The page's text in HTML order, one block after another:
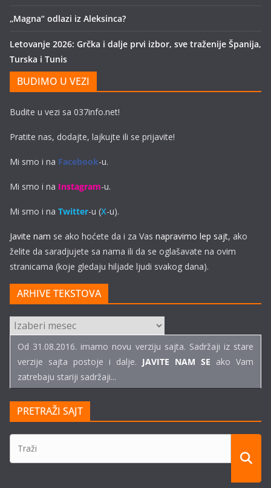
„Magna“ odlazi iz Aleksinca?
Letovanje 2026: Grčka i dalje prvi izbor, sve traženije Španija,
Turska i Tunis
BUDIMO U VEZI
Budite u vezi sa 037info.net!
Pratite nas, dodajte, lajkujte ili se prijavite!
Mi smo i na Facebook-u.
Mi smo i na Instagram-u.
Mi smo i na Twitter-u (X-u).
Javite nam se ako hoćete da i za Vas napravimo lep sajt, ako
želite da saradjujete sa nama ili da se oglašavate na ovim
stranicama (koje gledaju hiljade ljudi svakog dana).
ARHIVE TEKSTOVA
ARHIVE
TEKSTOVA
Od 31.08.2016. imamo novu verziju sajta. Sadržaji iz stare
verzije sajta postoje i dalje. JAVITE NAM SE ako Vam
zatrebaju stariji sadržaji...
PRETRAŽI SAJT